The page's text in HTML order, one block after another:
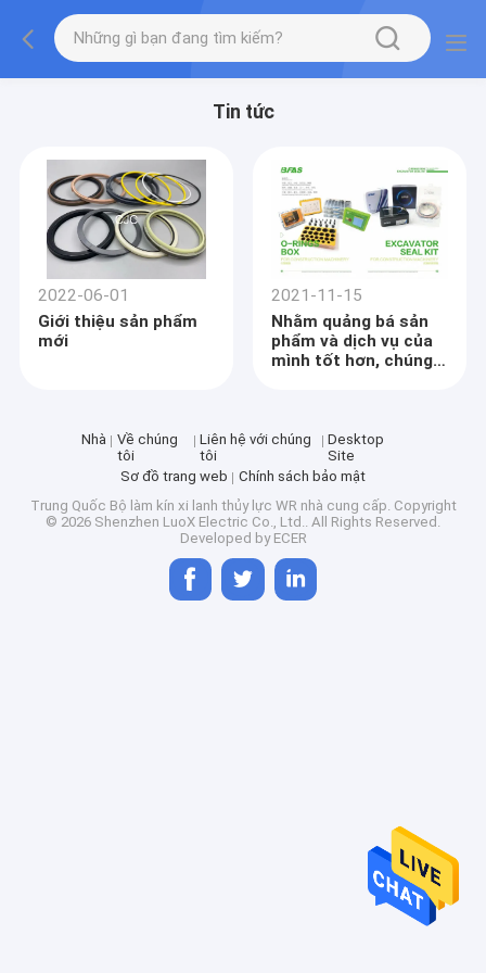
Tin tức
2022-06-01
Giới thiệu sản phẩm
mới
2021-11-15
Nhằm quảng bá sản
phẩm và dịch vụ của
mình tốt hơn, chúng
Nhà
Về chúng
tôi
Liên hệ với chúng
tôi
Desktop
Site
Sơ đồ trang web
Chính sách bảo mật
Trung Quốc Bộ làm kín xi lanh thủy lực WR nhà cung cấp. Copyright
© 2026 Shenzhen LuoX Electric Co., Ltd.. All Rights Reserved.
Developed by ECER